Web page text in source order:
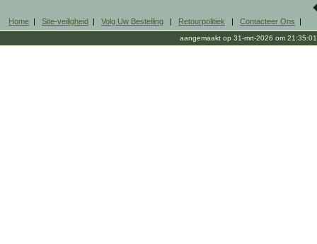
Home | Site-veiligheid | Volg Uw Bestelling | Retourpolitiek | Contacteer Ons |
aangemaakt op 31-mrt-2026 om